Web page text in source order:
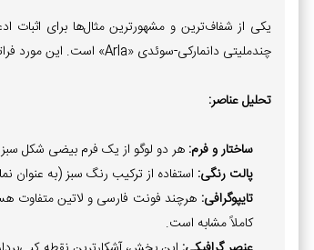
یکی از شفاف‌ترین و مشهورترین مثال‌ها برای اثبات
چندملیتی دانمارکی-سوئدی «Arla» است. این مورد فراتر از الهام گرفتن است و مستقیماً در دسته کپی‌برداری قرار می‌گیرد.
تحلیل عناصر:
ساختار و فرم: هر دو لوگو از یک فرم بیضی شکل سبز
پالت رنگی: استفاده از ترکیب رنگ سبز (به عنوان
تایپوگرافی: هرچند فونت فارسی و لاتین متفاوت
کاملاً مشابه است.